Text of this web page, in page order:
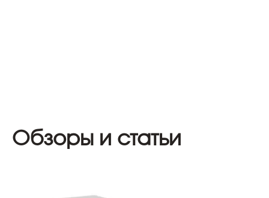
Обзоры и статьи